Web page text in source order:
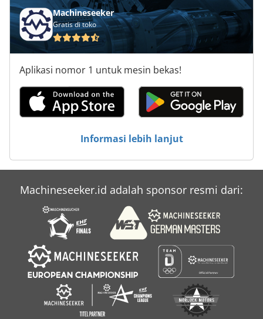
Machineseeker
Gratis di toko
Aplikasi nomor 1 untuk mesin bekas!
Informasi lebih lanjut
Machineseeker.id adalah sponsor resmi dari: